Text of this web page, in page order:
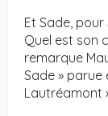
Et Sade,
Quel est son
remarque
Sade » parue
Lautréamont